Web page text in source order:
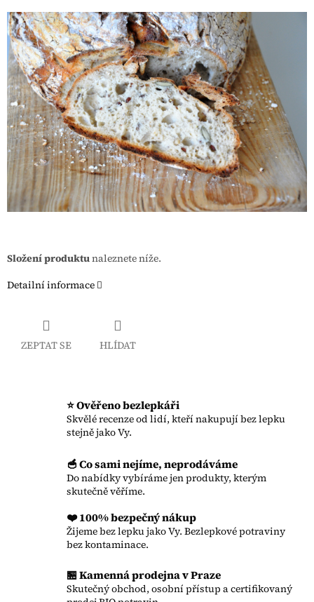
Složení produktunaleznete níže.
Detailní informace
ZEPTAT SE HLÍDAT
⭐ Ověřeno bezlepkáři
Skvělé recenze od lidí, kteří nakupují bez lepku
stejně jako Vy.
🥣 Co sami nejíme, neprodáváme
Do nabídky vybíráme jen produkty, kterým
skutečně věříme.
❤️ 100% bezpečný nákup
Žijeme bez lepku jako Vy. Bezlepkové potraviny
bez kontaminace.
🏪 Kamenná prodejna v Praze
Skutečný obchod, osobní přístup a certifikovaný